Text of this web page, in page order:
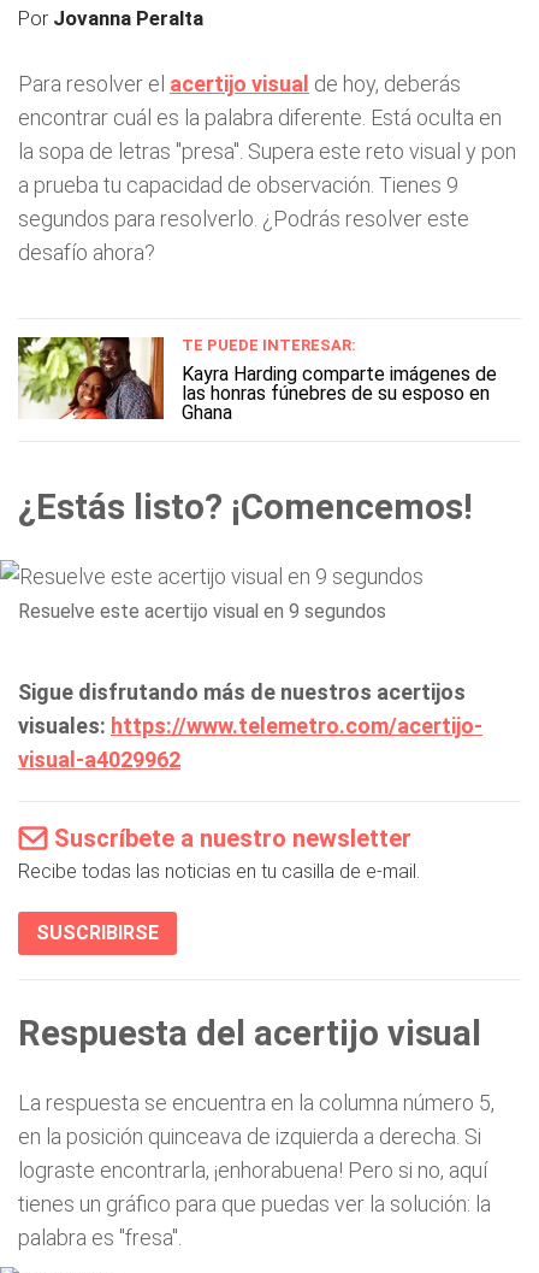
Por Jovanna Peralta
Para resolver el acertijo visual de hoy, deberás
encontrar cuál es la palabra diferente. Está oculta en
la sopa de letras "presa". Supera este reto visual y pon
a prueba tu capacidad de observación. Tienes 9
segundos para resolverlo. ¿Podrás resolver este
desafío ahora?
TE PUEDE INTERESAR:
Kayra Harding comparte imágenes de
las honras fúnebres de su esposo en
Ghana
¿Estás listo? ¡Comencemos!
Resuelve este acertijo visual en 9 segundos
Sigue disfrutando más de nuestros acertijos
visuales: https://www.telemetro.com/acertijo-
visual-a4029962
Suscríbete a nuestro newsletter
Recibe todas las noticias en tu casilla de e-mail.
SUSCRIBIRSE
Respuesta del acertijo visual
La respuesta se encuentra en la columna número 5,
en la posición quinceava de izquierda a derecha. Si
lograste encontrarla, ¡enhorabuena! Pero si no, aquí
tienes un gráfico para que puedas ver la solución: la
palabra es "fresa".